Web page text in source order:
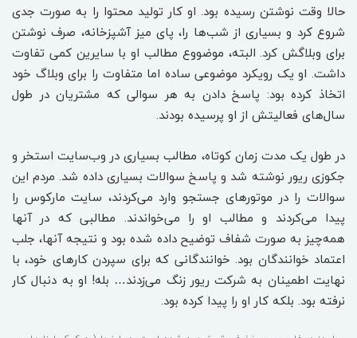
حالا وقت نوشتن رسیده بود. او کار تولید محتوا را به صورت جدی
شروع کرد و بسیاری از شب‌ها را، پای میز آشپزخانه، صرف نوشتن
برای وبلاگش کرد. البته، موضووع مطالب او با سایرین کمی تفاوت
داشت. او یک رویکرد موضوعی ساده اما متفاوت را برای وبلاگ خود
اتخاذ کرده بود: پاسخ دادن به هر سوالی که مشتریان در طول
سال‌های فعالیتش از او پرسیده بودند.
در طول یک مدت زمان کوتاه، مطالب بسیاری در وب‌سایت استخر و
جکوزی ریور نوشته شد و پاسخ سوالات بسیاری داده شد. مردم این
سوالات را در موتورهای جستجو وارد می‌کردند، سایت مارکوس را
پیدا می‌کردند و مطالب او را می‌خواندند. مطالبی که در آنها
همه‌چیز به صورت شفاف توضیح داده شده بود و نتیجه آنها، جلب
اعتماد خوانندگان بود. خوانندگانی که برای سپردن کارهای خود، با
نهایت اطمینان به شرکت ریور زنگ می‌زدند… بله! او به دنبال کار
نرفته بود. بلکه کار او را پیدا کرده بود.